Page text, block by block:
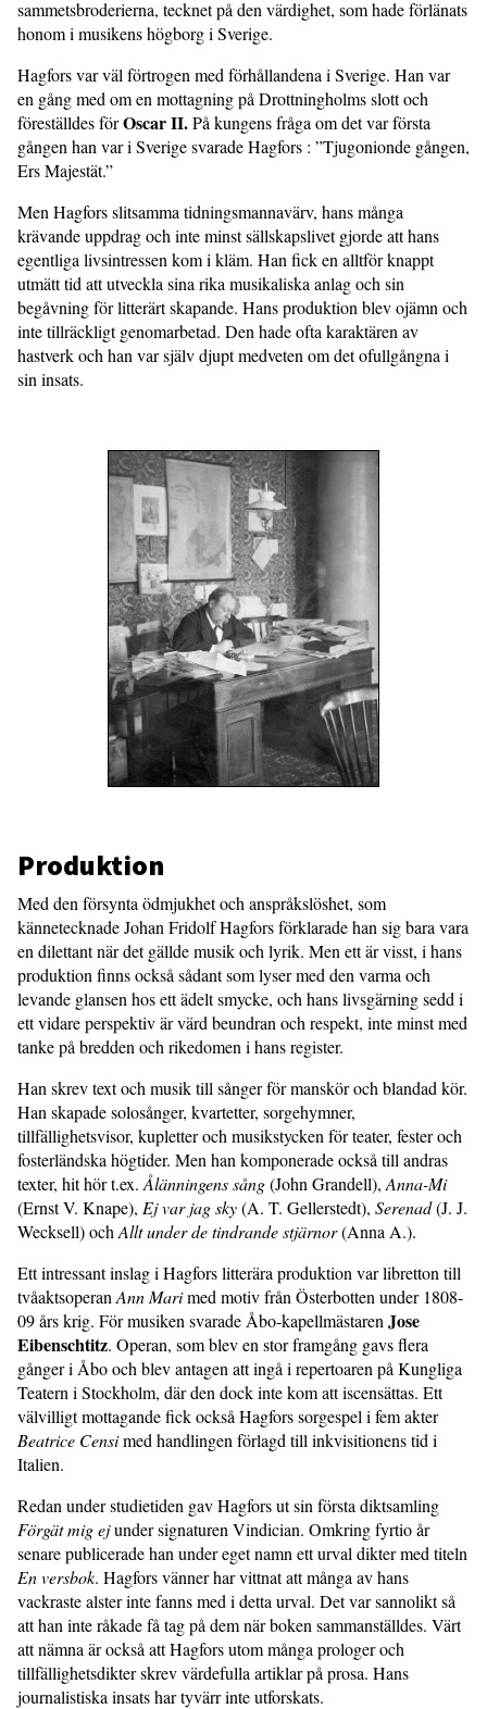
sammetsbroderierna, tecknet på den värdighet, som hade förlänats
honom i musikens högborg i Sverige.
Hagfors var väl förtrogen med förhållandena i Sverige. Han var
en gång med om en mottagning på Drottningholms slott och
föreställdes förOscar II.På kungens fråga om det var första
gången han var i Sverige svarade Hagfors : ”Tjugonionde gången,
Ers Majestät.”
Men Hagfors slitsamma tidningsmannavärv, hans många
krävande uppdrag och inte minst sällskapslivet gjorde att hans
egentliga livsintressen kom i kläm. Han fick en alltför knappt
utmätt tid att utveckla sina rika musikaliska anlag och sin
begåvning för litterärt skapande. Hans produktion blev ojämn och
inte tillräckligt genomarbetad. Den hade ofta karaktären av
hastverk och han var själv djupt medveten om det ofullgångna i
sin insats.
Produktion
Med den försynta ödmjukhet och anspråkslöshet, som
kännetecknade Johan Fridolf Hagfors förklarade han sig bara vara
en dilettant när det gällde musik och lyrik. Men ett är visst, i hans
produktion finns också sådant som lyser med den varma och
levande glansen hos ett ädelt smycke, och hans livsgärning sedd i
ett vidare perspektiv är värd beundran och respekt, inte minst med
tanke på bredden och rikedomen i hans register.
Han skrev text och musik till sånger för manskör och blandad kör.
Han skapade solosånger, kvartetter, sorgehymner,
tillfällighetsvisor, kupletter och musikstycken för teater, fester och
fosterländska högtider. Men han komponerade också till andras
texter, hit hör t.ex. Ålänningens sång(John Grandell), Anna-Mi
(Ernst V. Knape), Ej var jag sky(A. T. Gellerstedt), Serenad(J. J.
Wecksell) och Allt under de tindrande stjärnor(Anna A.).
Ett intressant inslag i Hagfors litterära produktion var libretton till
tvåaktsoperan Ann Marimed motiv från Österbotten under 1808-
09 års krig. För musiken svarade Åbo-kapellmästaren Jose
Eibenschtitz. Operan, som blev en stor framgång gavs flera
gånger i Åbo och blev antagen att ingå i repertoaren på Kungliga
Teatern i Stockholm, där den dock inte kom att iscensättas. Ett
välvilligt mottagande fick också Hagfors sorgespel i fem akter
Beatrice Censimed handlingen förlagd till inkvisitionens tid i
Italien.
Redan under studietiden gav Hagfors ut sin första diktsamling
Förgät mig ejunder signaturen Vindician. Omkring fyrtio år
senare publicerade han under eget namn ett urval dikter med titeln
En versbok. Hagfors vänner har vittnat att många av hans
vackraste alster inte fanns med i detta urval. Det var sannolikt så
att han inte råkade få tag på dem när boken sammanställdes. Värt
att nämna är också att Hagfors utom många prologer och
tillfällighetsdikter skrev värdefulla artiklar på prosa. Hans
journalistiska insats har tyvärr inte utforskats.